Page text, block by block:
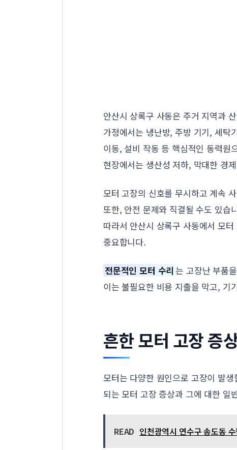
안산시 상록구 사동은 주거 지역과
가정에서는 냉난방, 주방 기기, 세탁
이동, 설비 작동 등 핵심적인 동력원
현장에서는 생산성 저하, 막대한 경
모터 고장의 신호를 무시하고 계속
또한, 안전 문제와 직결될 수도 있습
따라서 안산시 상록구 사동에서 모
중요합니다.
전문적인 모터 수리 는 고장난 부품
이는 불필요한 비용 지출을 막고, 기
흔한 모터 고장 증
모터는 다양한 원인으로 고장이 발
되는 모터 고장 증상과 그에 대한 일
READ 인천광역시 연수구 송도동